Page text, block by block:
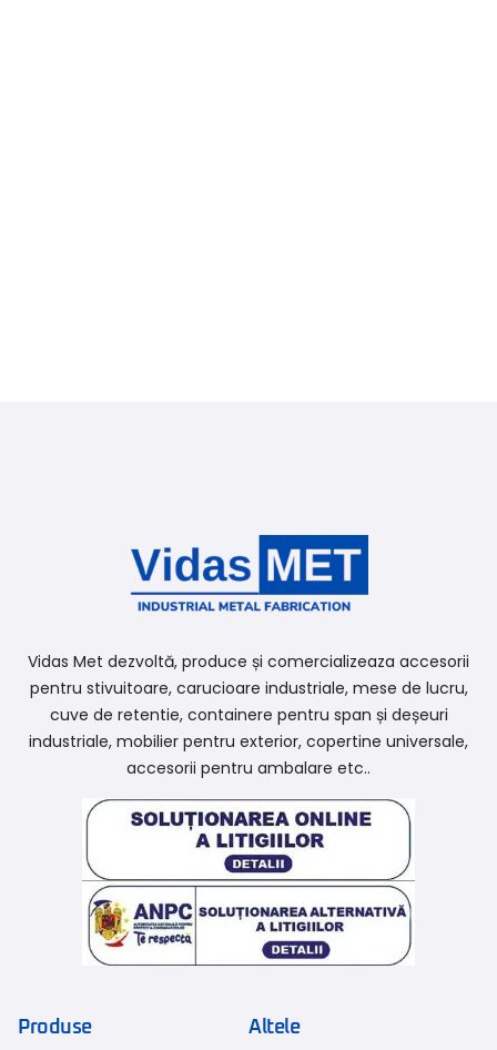
Vidas Met dezvoltă, produce și comercializeaza accesorii
pentru stivuitoare, carucioare industriale, mese de lucru,
cuve de retentie, containere pentru span și deșeuri
industriale, mobilier pentru exterior, copertine universale,
accesorii pentru ambalare etc..
Produse Altele